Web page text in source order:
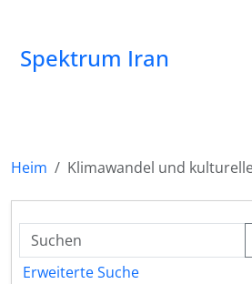
Spektrum Iran
Heim Klimawandel und
Erweiterte Suche